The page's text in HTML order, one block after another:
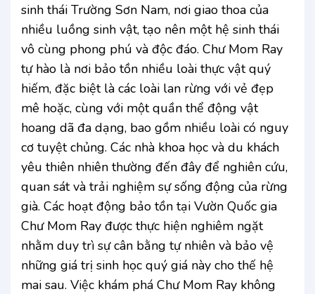
sinh thái Trường Sơn Nam, nơi giao thoa của
nhiều luồng sinh vật, tạo nên một hệ sinh thái
vô cùng phong phú và độc đáo. Chư Mom Ray
tự hào là nơi bảo tồn nhiều loài thực vật quý
hiếm, đặc biệt là các loài lan rừng với vẻ đẹp
mê hoặc, cùng với một quần thể động vật
hoang dã đa dạng, bao gồm nhiều loài có nguy
cơ tuyệt chủng. Các nhà khoa học và du khách
yêu thiên nhiên thường đến đây để nghiên cứu,
quan sát và trải nghiệm sự sống động của rừng
già. Các hoạt động bảo tồn tại Vườn Quốc gia
Chư Mom Ray được thực hiện nghiêm ngặt
nhằm duy trì sự cân bằng tự nhiên và bảo vệ
những giá trị sinh học quý giá này cho thế hệ
mai sau. Việc khám phá Chư Mom Ray không